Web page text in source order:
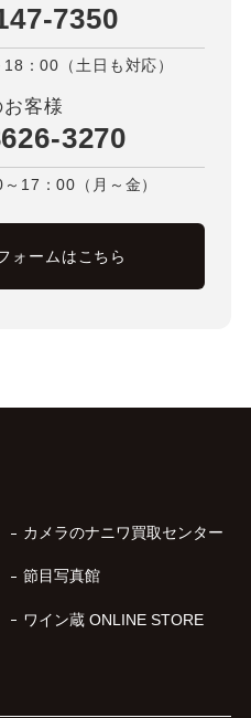
7350
：00（土日も対応）
客様
3270
17：00（月～金）
ォームはこちら
カメラのナニワ買取センター
節目写真館
ワイン蔵 ONLINE STORE